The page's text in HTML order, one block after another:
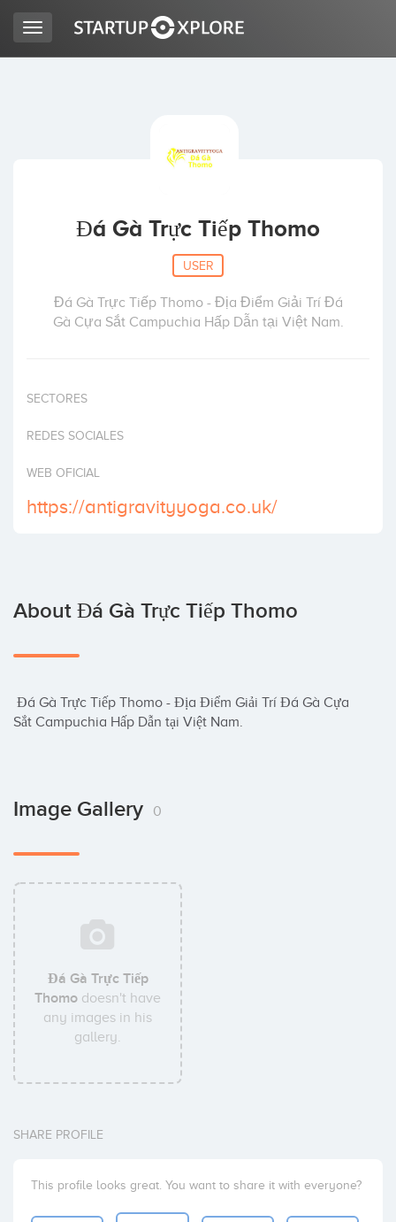
Toggle
navigation
Đá Gà Trực Tiếp Thomo
USER
Đá Gà Trực Tiếp Thomo - Địa Điểm Giải Trí Đá
Gà Cựa Sắt Campuchia Hấp Dẫn tại Việt Nam.
SECTORES
REDES SOCIALES
WEB OFICIAL
https://antigravityyoga.co.uk/
About Đá Gà Trực Tiếp Thomo
Sắt Campuchia Hấp Dẫn tại Việt Nam.
Image Gallery 0
Đá Gà Trực Tiếp
Thomo doesn't have
any images in his
gallery.
SHARE PROFILE
This profile looks great. You want to share it with everyone?